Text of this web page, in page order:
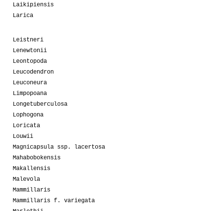
Laikipiensis
Larica
Leistneri
Lenewtonii
Leontopoda
Leucodendron
Leuconeura
Limpopoana
Longetuberculosa
Lophogona
Loricata
Louwii
Magnicapsula ssp. lacertosa
Mahabobokensis
Makallensis
Malevola
Mammillaris
Mammillaris f. variegata